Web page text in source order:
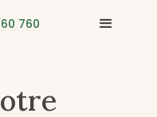
760